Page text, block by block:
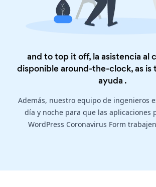
and to top it off, la asistencia al
disponible around-the-clock, as is
ayuda .
Además, nuestro equipo de ingenieros
día y noche para que las aplicaciones
WordPress Coronavirus Form